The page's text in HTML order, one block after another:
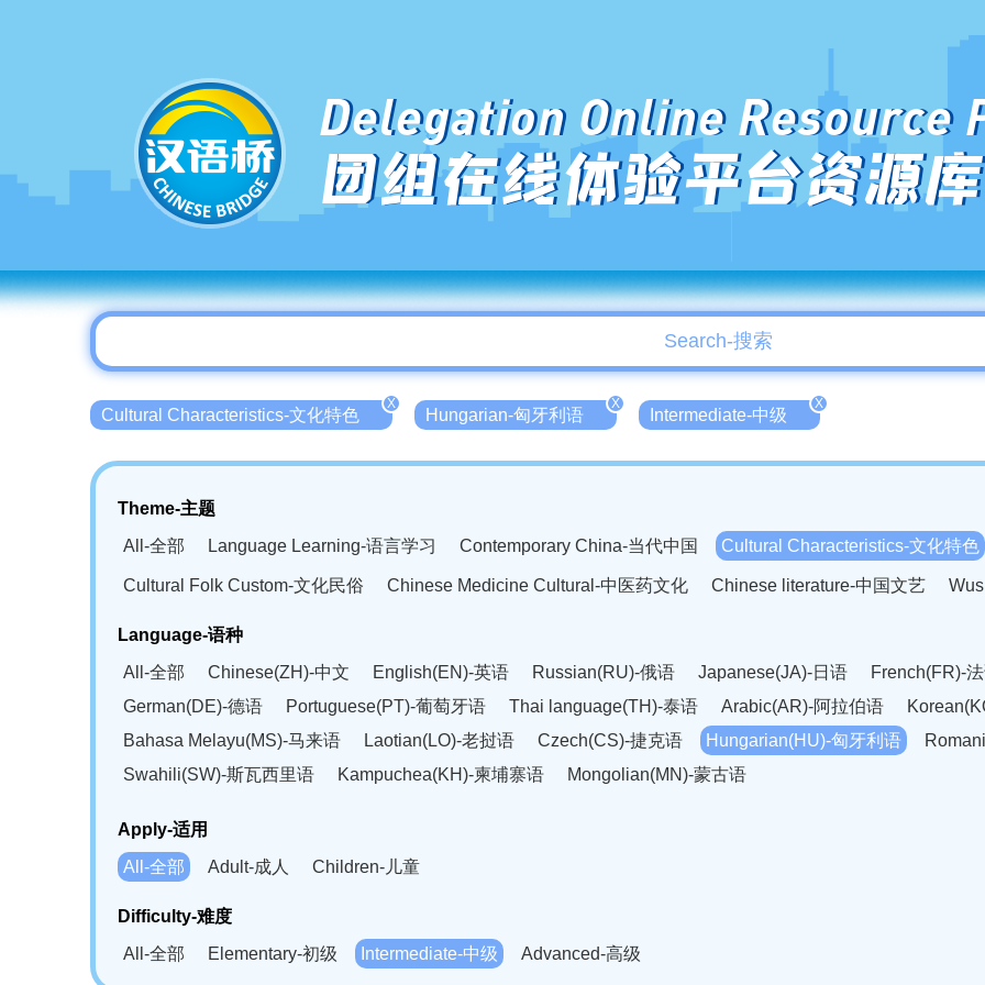
Delegation Online Resource
团组在线体验平台资源库
Cultural Characteristics-文化特色
X
Hungarian-匈牙利语
X
Intermediate-中级
X
Theme-主题
All-全部
Language Learning-语言学习 Contemporary China-当代中国 Cultural Characteristics-文化特色
Cultural Folk Custom-文化民俗 Chinese Medicine Cultural-中医药文化 Chinese literature-中国文艺
Language-语种
All-全部
Chinese(ZH)-中文 English(EN)-英语 Russian(RU)-俄语 Japanese(JA)-日语
French(FR)-
German(DE)-德语
Portuguese(PT)-葡萄牙语 Thai language(TH)-泰语 Arabic(AR)-阿拉伯语
Bahasa Melayu(MS)-马来语
Laotian(LO)-老挝语 Czech(CS)-捷克语 Hungarian(HU)-匈牙利语
Swahili(SW)-斯瓦西里语
Kampuchea(KH)-柬埔寨语 Mongolian(MN)-蒙古语
Apply-适用
All-全部
Adult-成人 Children-儿童
Difficulty-难度
All-全部
Elementary-初级 Intermediate-中级 Advanced-高级